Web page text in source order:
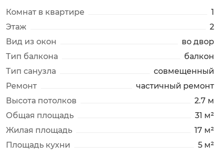
Комнат в квартире
1
Этаж
2
Вид из окон
во двор
Тип балкона
балкон
Тип санузла
совмещенный
Ремонт
частичный ремонт
Высота потолков
2.7 м
Общая площадь
31 м²
Жилая площадь
17 м²
Площадь кухни
5 м²